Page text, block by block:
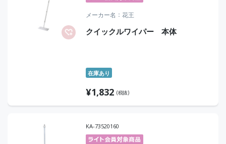
メーカー名 花王
クイックルワイパー 本体
在庫あり
¥1,832 (税抜)
KA-73520160